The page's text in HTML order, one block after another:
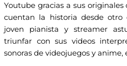
Youtube gracias a sus
cuentan la historia desde otro
joven pianista y streamer
triunfar con sus videos
sonoras de videojuegos y anime,